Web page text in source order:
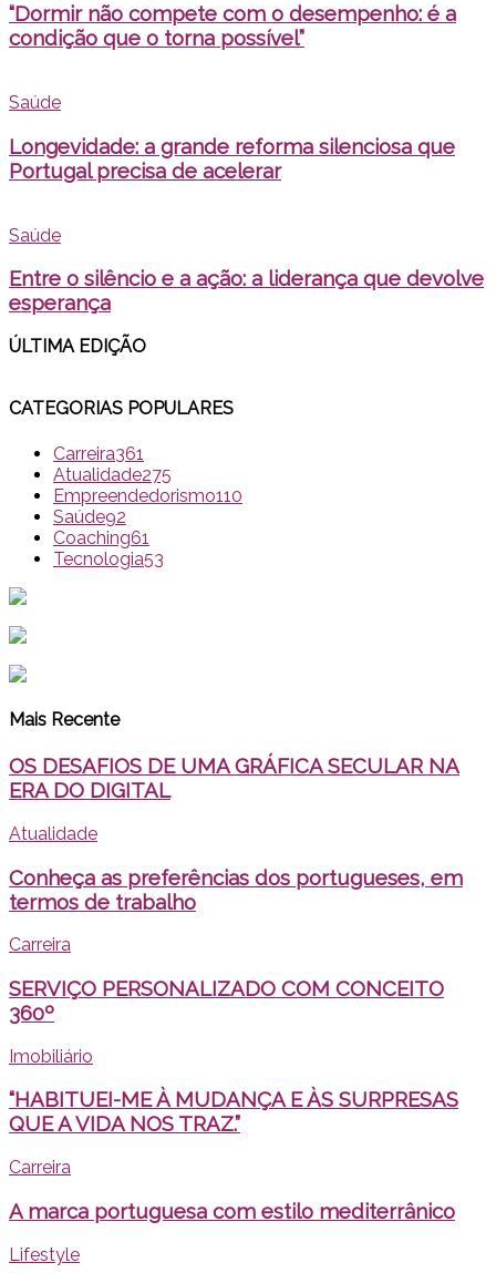
“Dormir não compete com o desempenho: é a
condição que o torna possível”
Saúde
Longevidade: a grande reforma silenciosa que
Portugal precisa de acelerar
Saúde
Entre o silêncio e a ação: a liderança que devolve
esperança
ÚLTIMA EDIÇÃO
CATEGORIAS POPULARES
Carreira361
Atualidade275
Empreendedorismo110
Saúde92
Coaching61
Tecnologia53
Mais Recente
OS DESAFIOS DE UMA GRÁFICA SECULAR NA
ERA DO DIGITAL
Atualidade
Conheça as preferências dos portugueses, em
termos de trabalho
Carreira
SERVIÇO PERSONALIZADO COM CONCEITO
360º
Imobiliário
“HABITUEI-ME À MUDANÇA E ÀS SURPRESAS
QUE A VIDA NOS TRAZ.”
Carreira
A marca portuguesa com estilo mediterrânico
Lifestyle